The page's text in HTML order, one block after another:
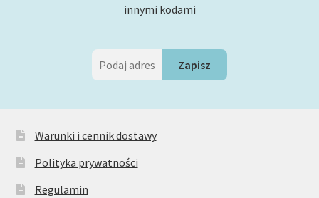
innymi kodami
Warunki i cennik dostawy
Polityka prywatności
Regulamin